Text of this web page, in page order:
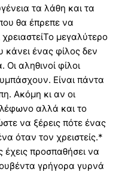
τα λάθη και τα
θα έπρεπε να
χρειαστείΤο μεγαλύτερο
ένας φίλος δεν
αληθινοί φίλοι
Είναι πάντα
Ακόμη κι αν οι
αλλά και το
να ξέρεις πότε ένας
όταν τον χρειστείς.*
προσπαθήσει να
γρήγορα γυρνά